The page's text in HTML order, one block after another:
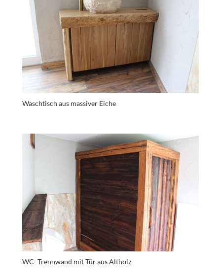
Waschtisch aus massiver Eiche
WC- Trennwand mit Tür aus Altholz